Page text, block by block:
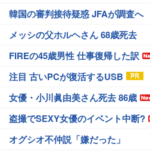
韓国の審判接待疑惑 JFAが調査へ
メッシの父ホルヘさん 68歳死去
FIREの45歳男性 仕事復帰した訳
注目 古いPCが復活するUSB
女優・小川眞由美さん死去 86歳
盗撮でSEXY女優のイベント中断?
オグシオ不仲説「嫌だった」